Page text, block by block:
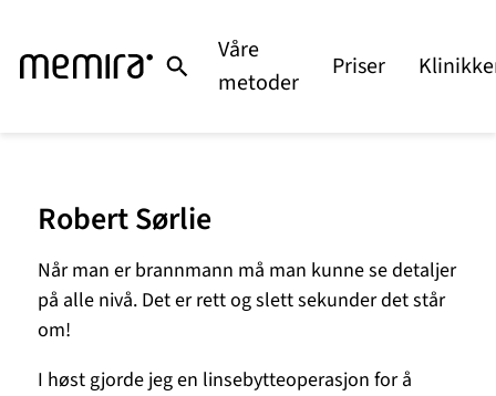
Våre
metoder
Priser
Robert Sørlie
Når man er brannmann må man kunne se detaljer
på alle nivå. Det er rett og slett sekunder det står
om!
I høst gjorde jeg en linsebytteoperasjon for å